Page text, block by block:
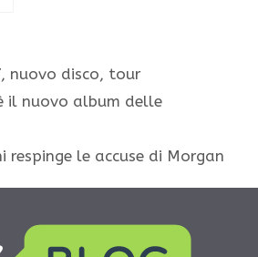
, nuovo disco, tour
il nuovo album delle
respinge le accuse di Morgan